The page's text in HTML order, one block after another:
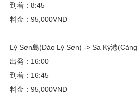
到着：8:45
料金：95,000VND
Lý Sơn島(Đảo Lý Sơn) -> Sa Kỳ港(Cảng
出発：16:00
到着：16:45
料金：95,000VND